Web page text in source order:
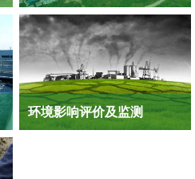
专业的环境监测技术服务机构，具有环
境监测CMA资质，覆盖各类行业，可为
客户提供完整的建设项目环境保护竣工
验收服务
了解更
多
环境影响评价及监测